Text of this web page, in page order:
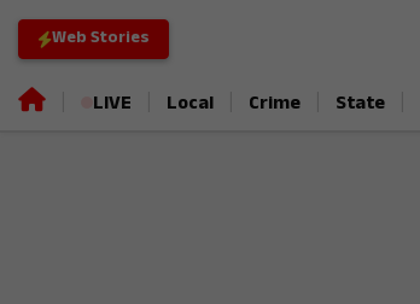
Web Stories
LIVE Local Crime State